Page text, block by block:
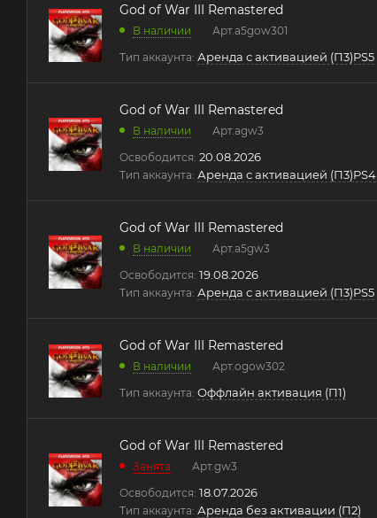
God of War III Remastered
В наличии Арт.a5gow301
Тип аккаунта: Аренда с активацией (П3)PS5
God of War III Remastered
В наличии Арт.agw3
Освободится: 20.08.2026
Тип аккаунта: Аренда с активацией (П3)PS4
God of War III Remastered
В наличии Арт.a5gw3
Освободится: 19.08.2026
Тип аккаунта: Аренда с активацией (П3)PS5
God of War III Remastered
В наличии Арт.ogow302
Тип аккаунта: Оффлайн активация (П1)
God of War III Remastered
Занята Арт.gw3
Освободится: 18.07.2026
Тип аккаунта: Аренда без активации (П2)